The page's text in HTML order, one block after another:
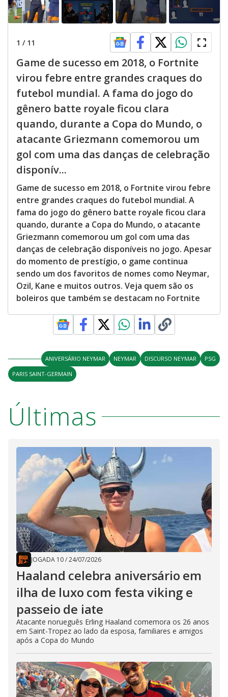
1 / 11
Game de sucesso em 2018, o Fortnite
virou febre entre grandes craques do
futebol mundial. A fama do jogo do
gênero batte royale ficou clara
quando, durante a Copa do Mundo, o
atacante Griezmann comemorou um
gol com uma das danças de celebração
disponív...
Game de sucesso em 2018, o Fortnite virou febre
entre grandes craques do futebol mundial. A
fama do jogo do gênero batte royale ficou clara
quando, durante a Copa do Mundo, o atacante
Griezmann comemorou um gol com uma das
danças de celebração disponíveis no jogo. Apesar
do momento de prestígio, o game continua
sendo um dos favoritos de nomes como Neymar,
Ozil, Kane e muitos outros. Veja quem são os
boleiros que também se destacam no Fortnite
ANIVERSÁRIO NEYMAR NEYMAR DISCURSO NEYMAR
PSG
PARIS SAINT-GERMAIN
Últimas
JOGADA 10/24/07/2026
Haaland celebra aniversário em
ilha de luxo com festa viking e
passeio de iate
Atacante norueguês Erling Haaland comemora os 26 anos
em Saint-Tropez ao lado da esposa, familiares e amigos
após a Copa do Mundo